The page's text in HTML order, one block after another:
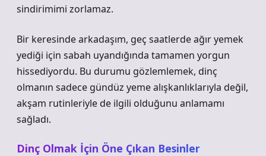
sindirimimi zorlamaz.
Bir keresinde arkadaşım, geç saatlerde ağır yemek
yediği için sabah uyandığında tamamen yorgun
hissediyordu. Bu durumu gözlemlemek, dinç
olmanın sadece gündüz yeme alışkanlıklarıyla değil,
akşam rutinleriyle de ilgili olduğunu anlamamı
sağladı.
Dinç Olmak İçin Öne Çıkan Besinler